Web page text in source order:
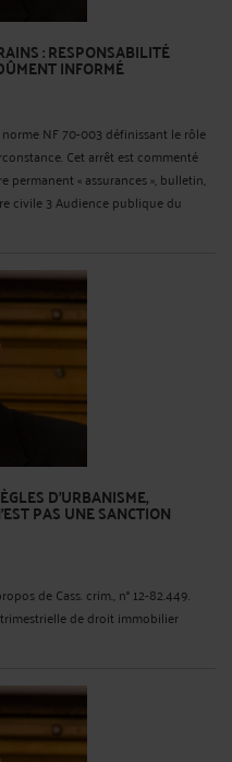
: RESPONSABILITÉ
INFORMÉ
NF 70-003 définissant le rôle
Cet arrêt est commenté
permanent « assurances », bulletin,
civile 3 Audience publique du
D'URBANISME,
PAS UNE SANCTION
de Cass. crim., n° 12-82.449.
trimestrielle de droit immobilier